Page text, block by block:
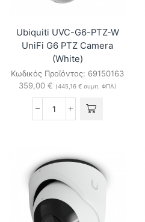
Ubiquiti UVC-G6-PTZ-W
UniFi G6 PTZ Camera
(White)
Κωδικός Προϊόντος: 69150163
359,00 € (445,16 €συμπ. ΦΠΑ)
Ubiquiti
W
G6
Camera
(White)